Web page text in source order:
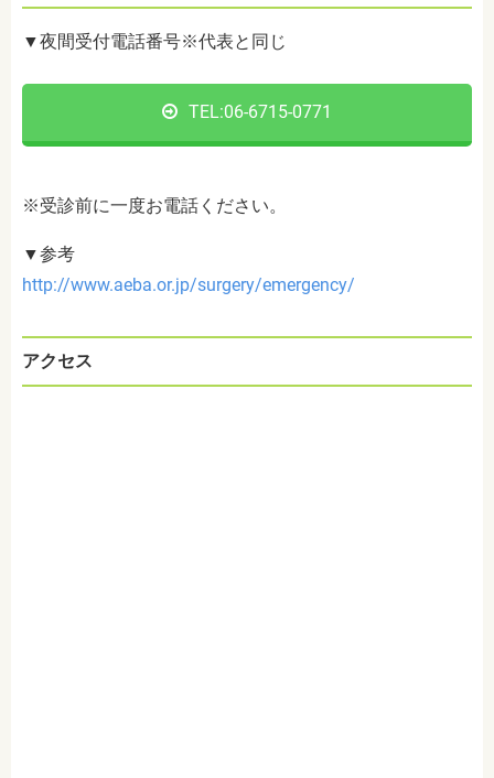
▼夜間受付電話番号※代表と同じ
TEL:06-6715-0771
※受診前に一度お電話ください。
▼参考
http://www.aeba.or.jp/surgery/emergency/
アクセス